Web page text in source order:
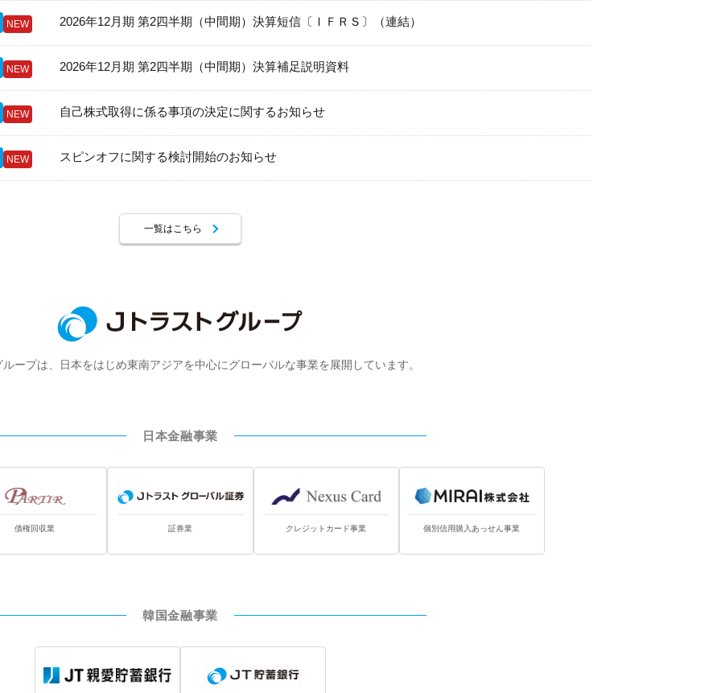
NEW 2026年12月期 第2四半期（中間期）決算短信〔ＩＦＲＳ〕（連結）
NEW 2026年12月期 第2四半期（中間期）決算補足説明資料
NEW 自己株式取得に係る事項の決定に関するお知らせ
NEW スピンオフに関する検討開始のお知らせ
一覧はこちら
ープは、日本をはじめ東南アジアを中心にグローバルな事業を展開しています。
日本金融事業
債権回収業 証券業 クレジットカード事業 個別信用購入あっせん事業
韓国金融事業